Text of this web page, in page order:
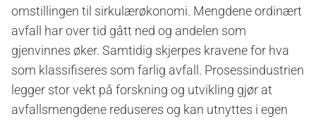
omstillingen til sirkulærøkonomi. Mengdene ordinært
avfall har over tid gått ned og andelen som
gjenvinnes øker. Samtidig skjerpes kravene for hva
som klassifiseres som farlig avfall. Prosessindustrien
legger stor vekt på forskning og utvikling gjør at
avfallsmengdene reduseres og kan utnyttes i egen